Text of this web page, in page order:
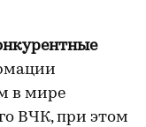
в мире
ВЧК, при этом